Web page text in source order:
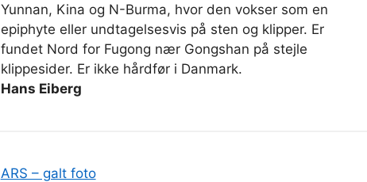
Yunnan, Kina og N-Burma, hvor den vokser som en
epiphyte eller undtagelsesvis på sten og klipper. Er
fundet Nord for Fugong nær Gongshan på stejle
klippesider. Er ikke hårdfør i Danmark.
Hans Eiberg
ARS – galt foto